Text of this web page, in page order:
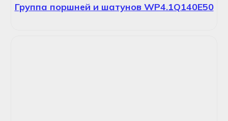
Группа поршней и шатунов WP4.1Q140E50